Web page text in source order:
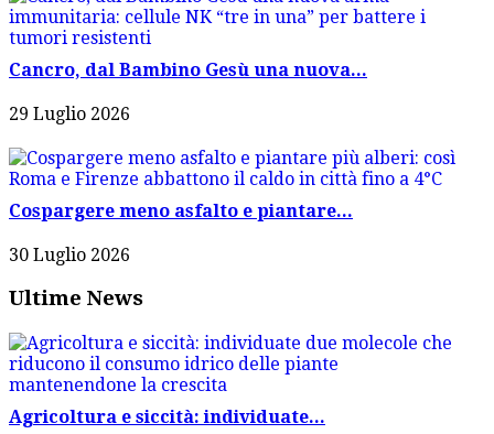
Cancro, dal Bambino Gesù una nuova...
29 Luglio 2026
Cospargere meno asfalto e piantare...
30 Luglio 2026
Ultime News
Agricoltura e siccità: individuate...